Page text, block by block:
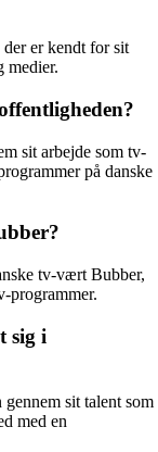
er kendt for sit
medier.
sit arbejde som tv-
på danske
tv-vært Bubber,
programmer.
sig i
sit talent som
med en